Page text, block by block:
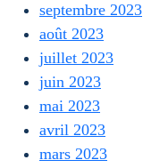
septembre 2023
août 2023
juillet 2023
juin 2023
mai 2023
avril 2023
mars 2023